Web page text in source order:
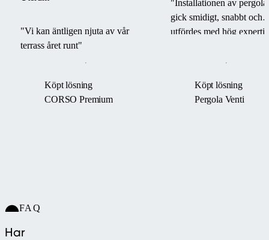
"Vi kan äntligen njuta av vår
terrass året runt"
Köpt lösning
CORSO Premium
"Installationen av
gick smidigt, snabbt och
utfördes med hög
Köpt lösning
Pergola Venti
FAQ
Har